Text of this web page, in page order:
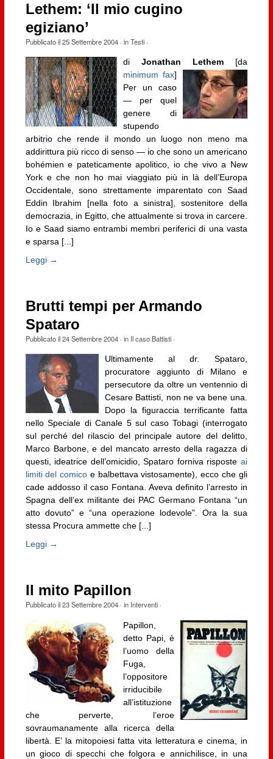
Lethem: ‘Il mio cugino
egiziano’
Pubblicato il25 Settembre 2004· inTesti·
di Jonathan Lethem[da
minimum fax]
Per un caso
— per quel
genere di
stupendo
arbitrio che rende il mondo un luogo non meno ma
addirittura più ricco di senso — io che sono un americano
bohémien e pateticamente apolitico, io che vivo a New
York e che non ho mai viaggiato più in là dell’Europa
Occidentale, sono strettamente imparentato con Saad
Eddin Ibrahim [nella foto a sinistra], sostenitore della
democrazia, in Egitto, che attualmente si trova in carcere.
Io e Saad siamo entrambi membri periferici di una vasta
e sparsa [...]
Leggi →
Brutti tempi per Armando
Spataro
Pubblicato il24 Settembre 2004· in Il caso Battisti·
Ultimamente al dr. Spataro,
procuratore aggiunto di Milano e
persecutore da oltre un ventennio di
Cesare Battisti, non ne va bene una.
Dopo la figuraccia terrificante fatta
nello Speciale di Canale 5 sul caso Tobagi (interrogato
sul perché del rilascio del principale autore del delitto,
Marco Barbone, e del mancato arresto della ragazza di
questi, ideatrice dell’omicidio, Spataro forniva risposte ai
limiti del comico e balbettava vistosamente), ecco che gli
cade addosso il caso Fontana. Aveva definito l’arresto in
Spagna dell’ex militante dei PAC Germano Fontana “un
atto dovuto” e “una operazione lodevole”. Ora la sua
stessa Procura ammette che [...]
Leggi →
Il mito Papillon
Pubblicato il23 Settembre 2004· in Interventi·
Papillon,
detto Papi, è
l’uomo della
Fuga,
l’oppositore
irriducibile
all’istituzione
che perverte, l’eroe
sovraumanamente alla ricerca della
libertà. E’ la mitopoiesi fatta vita letteratura e cinema, in
un gioco di specchi che folgora e annichilisce, in una